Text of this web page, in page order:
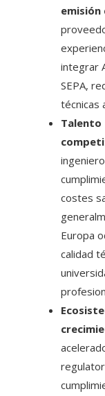
emisión
integrar
SEPA,
técnicas
Talento
costes
Europa
calidad